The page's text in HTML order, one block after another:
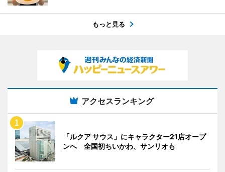
もっと見る
アクセスランキング
「ルクア サウス」にキャラクター21店オープ
ンへ 全国初ちいかわ、サンリオも